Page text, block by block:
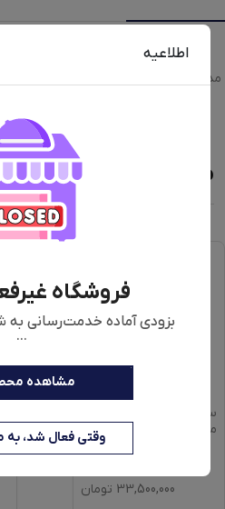
اطلاعیه
فروشگاه
بزودی آماده خدمت‌رسانی به
...
مشاهده
وقتی فعال شد، به
مدادی به همراه مقایسه، بررسی
محصولات مشابه
سرخ کن بدون روغن تفال
مدل FW501827
33,500,000 تومان